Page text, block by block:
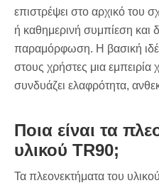
επιστρέψει στο αρχικό του
ή καθημερινή συμπίεση και
παραμόρφωση. Η βασική
στους χρήστες μια
συνδυάζει ελαφρότητα,
Ποια είναι τα
υλικού TR90;
Τα πλεονεκτήματα του